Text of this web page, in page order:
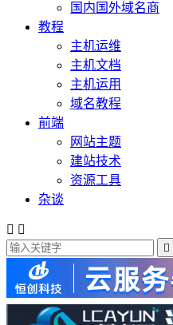
国内国外域名商
教程
主机运维
主机文档
主机运用
域名教程
前端
网站主题
建站技术
资源工具
杂谈
 
